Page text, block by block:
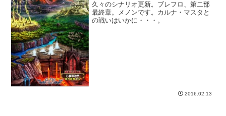
久々のシナリオ更新。ブレフロ、第二部
最終章。メノンです。カルナ・マスタと
の戦いはいかに・・・。
2016.02.13